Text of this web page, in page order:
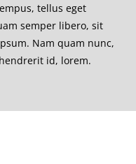
tellus eget
semper libero, sit
Nam quam nunc,
id, lorem.